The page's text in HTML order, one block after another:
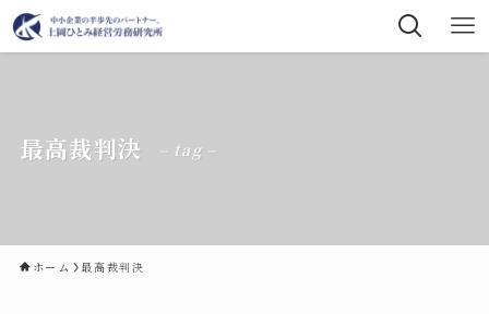
最高裁判決 – tag –
ホーム 最高裁判決